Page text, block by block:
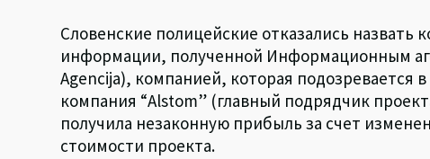
Словенские полицейские отказались
информации, полученной Информационным
Agencija), компанией, которая подозревается
компания “Alstom” (главный подрядчик
получила незаконную прибыль за счет
стоимости проекта.